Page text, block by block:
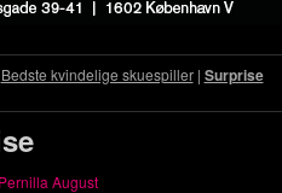
Bedste kvindelige skuespiller| Surprise
August